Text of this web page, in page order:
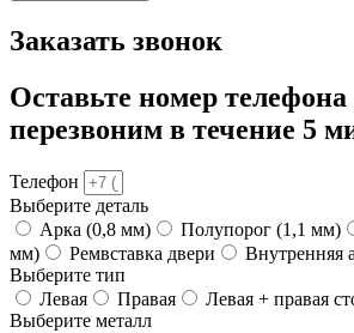
Заказать звонок
Оставьте номер
перезвоним в течение 5
Телефон
Выберите деталь
Арка (0,8 мм)
Полупорог (1,1 мм)
мм)
Ремвставка двери
Внутренняя
Выберите тип
Левая
Правая
Левая + правая
Выберите металл